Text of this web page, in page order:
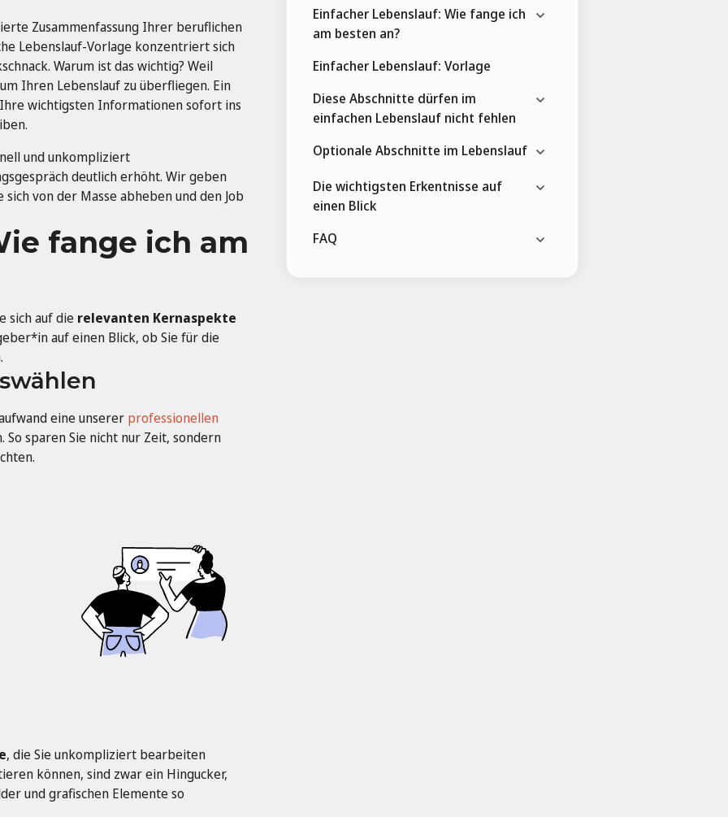
Zusammenfassung Ihrer beruflichen
Lebenslauf-Vorlage konzentriert sich
Warum ist das wichtig? Weil
Ihren Lebenslauf zu überfliegen. Ein
wichtigsten Informationen sofort ins
und unkompliziert
deutlich erhöht. Wir geben
von der Masse abheben und den Job
fange ich am
sich auf die relevanten Kernaspekte
auf einen Blick, ob Sie für die
eine unserer professionellen
sparen Sie nicht nur Zeit, sondern
, die Sie unkompliziert bearbeiten
können, sind zwar ein Hingucker,
und grafischen Elemente so
Einfacher Lebenslauf: Wie fange ich
am besten an?
Einfacher Lebenslauf: Vorlage
Diese Abschnitte dürfen im
einfachen Lebenslauf nicht fehlen
Optionale Abschnitte im Lebenslauf
Die wichtigsten Erkentnisse auf
einen Blick
FAQ